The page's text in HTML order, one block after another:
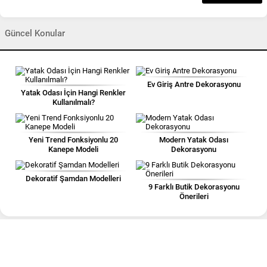
Güncel Konular
Yatak Odası İçin Hangi Renkler
Kullanılmalı?
Ev Giriş Antre Dekorasyonu
Yeni Trend Fonksiyonlu 20
Kanepe Modeli
Modern Yatak Odası
Dekorasyonu
Dekoratif Şamdan Modelleri
9 Farklı Butik Dekorasyonu
Önerileri